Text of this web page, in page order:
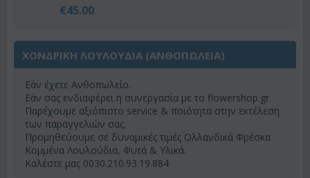
€45.00
ΧΟΝΔΡΙΚΗ ΛΟΥΛΟΥΔΙΑ (ΑΝΘΟΠΩΛΕΊΑ)
Εάν έχετε Ανθοπωλείο.
Εάν σας ενδιαφέρει η συνεργασία με το flowershop.gr
Παρέχουμε αξιόπιστο service & ποιότητα στην εκτέλεση
των παραγγελιών σας.
Προμηθεύουμε σε δυναμικές τιμές Ολλανδικά Φρέσκα
Κομμένα Λουλούδια, Φυτά & Υλικά.
Καλέστε μας 0030.210.93.19.884